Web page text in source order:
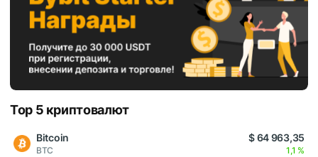
Top 5 криптовалют
Bitcoin
BTC
$ 64 963,35
1,1 %